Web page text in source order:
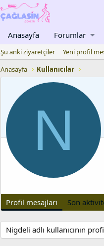
Anasayfa Forumlar
Şu anki ziyaretçiler Yeni profil
Anasayfa
Kullanıcılar
N
Profil mesajları Son
Nigdeli adlı kullanıcının